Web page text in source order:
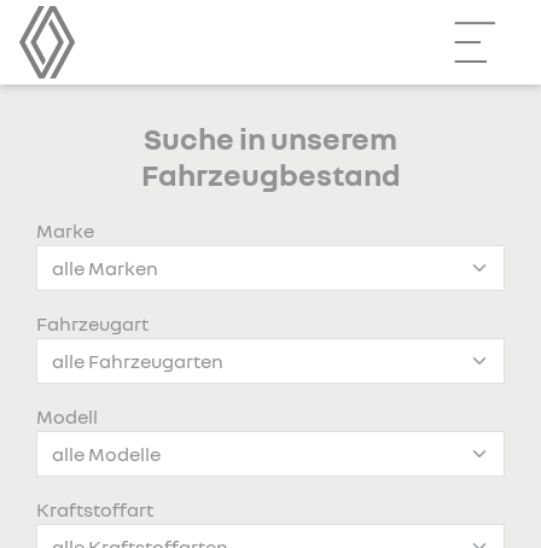
Suche in unserem
Fahrzeugbestand
Marke
Fahrzeugart
Modell
Kraftstoffart